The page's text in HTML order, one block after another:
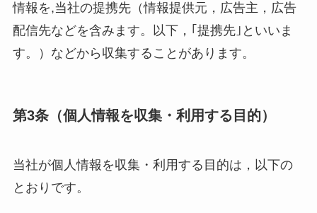
情報を,当社の提携先（情報提供元，広告主，広告
配信先などを含みます。以下，｢提携先｣といいま
す。）などから収集することがあります。
第3条（個人情報を収集・利用する目的）
当社が個人情報を収集・利用する目的は，以下の
とおりです。